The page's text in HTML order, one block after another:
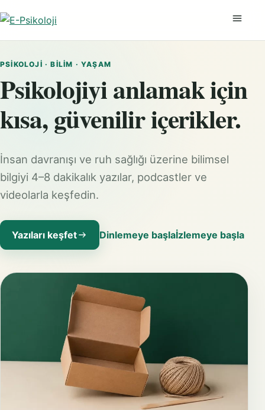
PSIKOLOJI · BILIM · YAŞAM
Psikolojiyi anlamak için
kısa, güvenilir içerikler.
İnsan davranışı ve ruh sağlığı üzerine bilimsel
bilgiyi 4–8 dakikalık yazılar, podcastler ve
videolarla keşfedin.
Yazıları keşfet Dinlemeye başlaİzlemeye başla